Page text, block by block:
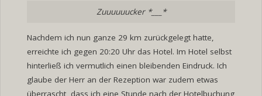
Zuuuuuucker *___*
Nachdem ich nun ganze 29 km zurückgelegt hatte,
erreichte ich gegen 20:20 Uhr das Hotel. Im Hotel selbst
hinterließ ich vermutlich einen bleibenden Eindruck. Ich
glaube der Herr an der Rezeption war zudem etwas